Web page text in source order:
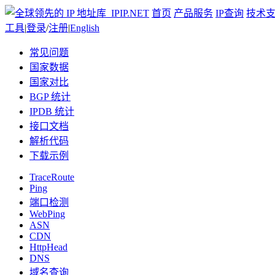
首页 产品服务 IP查询 技术
工具|登录/注册|English
常见问题
国家数据
国家对比
BGP 统计
IPDB 统计
接口文档
解析代码
下载示例
TraceRoute
Ping
端口检测
WebPing
ASN
CDN
HttpHead
DNS
域名查询